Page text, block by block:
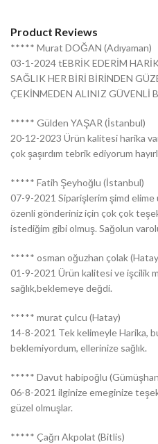
Product Reviews
***** Murat DOĞAN (Adıyaman)
03-1-2024 tEBRİK EDERİM
SAĞLIK HER BİRİ BİRİNDEN
ÇEKİNMEDEN ALINIZ GÜVENLİ
***** Gülden YAŞAR (İstanbul)
20-12-2023 Ürün kalitesi harika
çok şaşırdım tebrik ediyorum
***** Fatih Şeyhoğlu (İstanbul)
07-9-2021 Siparişlerim şimd elime
özenli gönderiniz için çok çok
istediğim gibi olmuş. Sağolun
***** osman oğuzhan çolak
01-9-2021 Ürün kalitesi ve işcilik
sağlık,beklemeye değdi.
***** murat çulcu (Hatay)
14-8-2021 Tek kelimeyle Harika,
beklemiyordum, ellerinize sağlık.
***** Davut habipoğlu
06-8-2021 ilginize emeginize
güzel olmuşlar.
***** Çağrı Akpolat (Bitlis)